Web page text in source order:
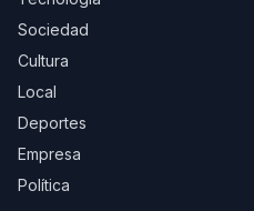
Sociedad
Cultura
Local
Deportes
Empresa
Política